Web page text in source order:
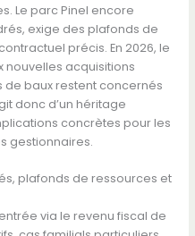
Le parc Pinel encore
exige des plafonds de
précis. En 2026, le
nouvelles acquisitions
de baux restent concernés
donc d’un héritage
concrètes pour les
gestionnaires.
plafonds de ressources et
via le revenu fiscal de